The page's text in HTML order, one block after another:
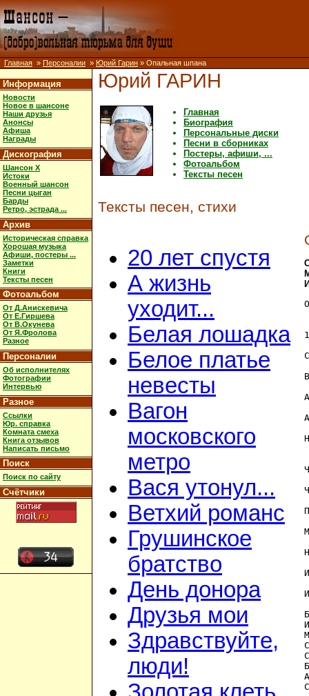
Главная » Персоналии » Юрий Гарин » Опальная шпана
Информация
Новости
Новое в шансоне
Наши друзья
Анонсы
Афиша
Награды
Дискография
Шансон X
Истоки
Военный шансон
Песни цыган
Барды
Ретро, эстрада ...
Архив
Историческая справка
Хорошая музыка
Афиши, постеры ...
Заметки
Книги
Тексты песен
Фотоальбом
От Д.Анискевича
От Е.Гиршева
От В.Окунева
От Я.Фролова
Разное
Персоналии
Об исполнителях
Фотографии
Интервью
Разное
Ссылки
Юр. справка
Комната смеха
Книга отзывов
Написать письмо
Поиск
Поиск по сайту
Счётчики
Юрий ГАРИН
Главная
Биография
Персональные диски
Песни в сборниках
Постеры, афиши, ...
Фотоальбом
Тексты песен
Тексты песен, стихи
20 лет спустя
А жизнь
уходит...
Белая лошадка
Белое платье
невесты
Вагон
московского
метро
Вася утонул...
Ветхий романс
Грушинское
братство
День донора
Друзья мои
Здравствуйте,
люди!